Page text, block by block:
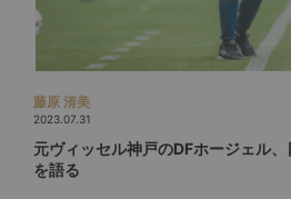
藤原 清美
2023.07.31
元ヴィッセル神戸のDFホージェル
を語る